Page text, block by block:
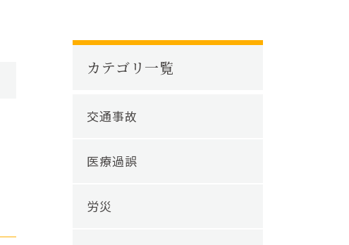
カテゴリ一覧
交通事故
医療過誤
労災